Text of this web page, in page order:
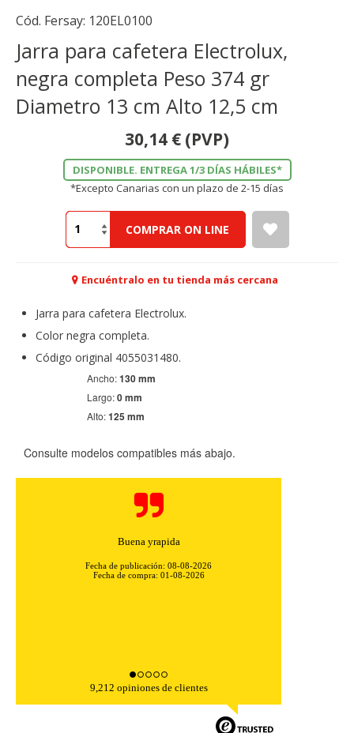
Cód. Fersay: 120EL0100
Jarra para cafetera Electrolux,
negra completa Peso 374 gr
Diametro 13 cm Alto 12,5 cm
30,14 € (PVP)
DISPONIBLE. ENTREGA 1/3 DÍAS HÁBILES*
*Excepto Canarias con un plazo de 2-15 días
COMPRAR ON LINE
Encuéntralo en tu tienda más cercana
Jarra para cafetera Electrolux.
Color negra completa.
Código original 4055031480.
Ancho:130 mm
Largo:0 mm
Alto:125 mm
Consulte modelos compatibles más abajo.
Buena yrapida
Fecha de publicación: 08-08-2026
Fecha de compra: 01-08-2026
9,212 opiniones de clientes